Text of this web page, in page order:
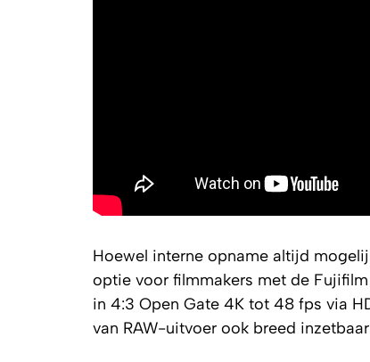
Hoewel interne opname altijd
optie voor filmmakers met de Fujifilm
in 4:3 Open Gate 4K tot 48 fps via
van RAW-uitvoer ook breed